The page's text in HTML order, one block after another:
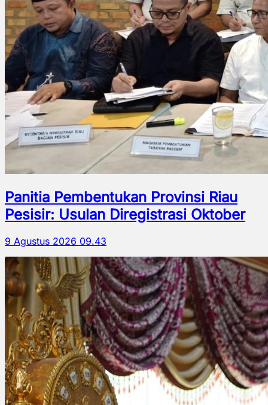
Panitia Pembentukan Provinsi Riau
Pesisir: Usulan Diregistrasi Oktober
9 Agustus 2026 09.43